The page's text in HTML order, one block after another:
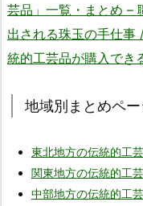
芸品」一覧・まとめ –
出される珠玉の手仕
統的工芸品が購入でき
地域別まとめペー
東北地方の伝統的工
関東地方の伝統的工
中部地方の伝統的工